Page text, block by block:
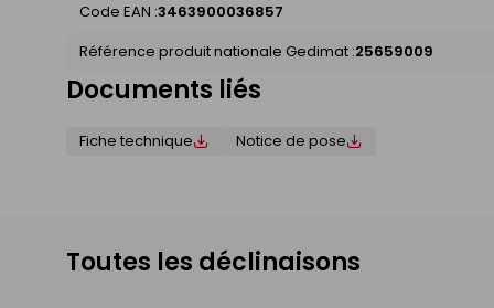
Code EAN :3463900036857
Référence produit nationale Gedimat :25659009
Documents liés
Fiche technique Notice de pose
Toutes les déclinaisons